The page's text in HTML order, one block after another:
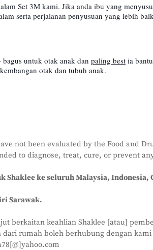
Set 3M kami. Jika anda ibu yang
serta perjalanan penyusuan yang lebih
bagus untuk otak anak dan paling best ia
otak dan tubuh anak.
not been evaluated by the Food and
to diagnose, treat, cure, or prevent
Shaklee ke seluruh Malaysia, Indonesia,
Sarawak.
berkaitan keahlian Shaklee [atau]
dari rumah boleh berhubung dengan